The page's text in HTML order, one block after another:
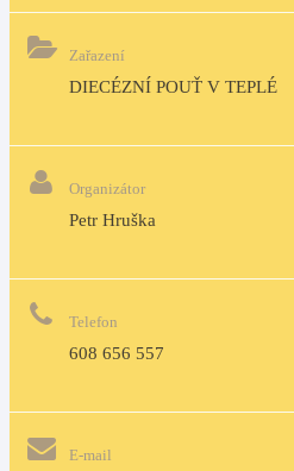
Zařazení
DIECÉZNÍ POUŤ V TEPLÉ
Organizátor
Petr Hruška
Telefon
608 656 557
E-mail